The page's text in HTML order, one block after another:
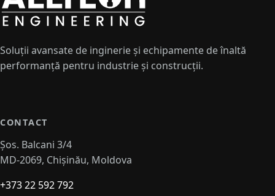
Soluții avansate de inginerie și echipamente de înaltă
performanță pentru industrie și construcții.
CONTACT
Șos. Balcani 3/4
MD-2069, Chișinău, Moldova
+373 22 592 792